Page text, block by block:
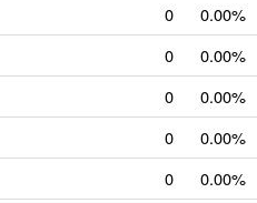
0
0.00%
0
0.00%
0
0.00%
0
0.00%
0
0.00%